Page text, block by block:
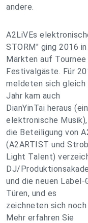
andere.
A2LiVEs
STORM" ging 2016 in
Märkten auf
Festivalgäste. Für
meldeten sich gleich
Jahr kam auch
DianYinTai heraus
elektronische Musik),
die Beteiligung von
(A2ARTIST und
Light Talent)
DJ/
und die neuen
Türen, und es
zeichneten sich
Mehr erfahren Sie